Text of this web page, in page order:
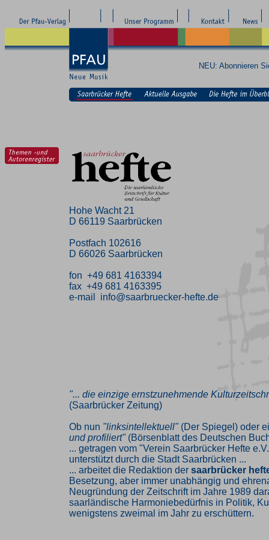
NEU: Abonnieren
Hohe Wacht 21
D 66119 Saarbrücken
Postfach 102616
D 66026 Saarbrücken
fon +49 681 4163394
fax +49 681 4163395
e-mail info@saarbruecker-hefte.de
"... die einzige ernstzunehmende
(Saarbrücker Zeitung)
Ob nun "linksintellektuell"(Der Spiegel) oder
und profiliert" (Börsenblatt des Deutschen
... getragen vom "Verein Saarbrücker Hefte
unterstützt durch die Stadt Saarbrücken ...
... arbeitet die Redaktion der saarbrücker
Besetzung, aber immer unabhängig und
Neugründung der Zeitschrift im Jahre 1989
saarländische Harmoniebedürfnis in Politik,
wenigstens zweimal im Jahr zu erschüttern.